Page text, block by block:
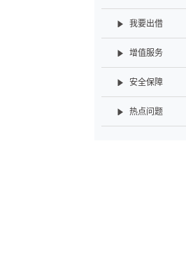
我要出借
增值服务
安全保障
热点问题